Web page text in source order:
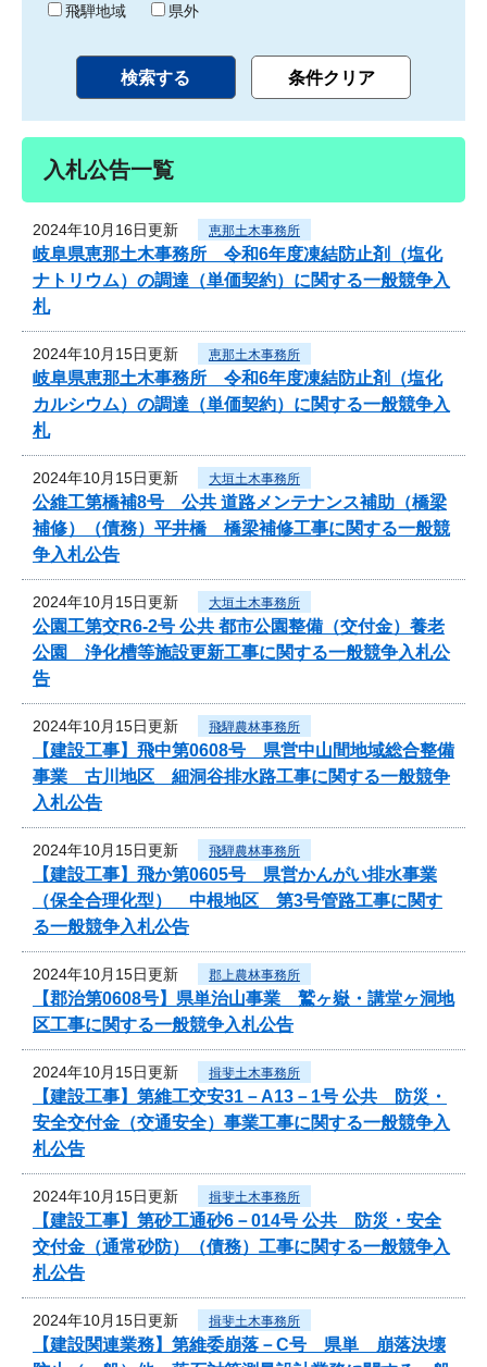
飛騨地域
県外
入札公告一覧
2024年10月16日更新 恵那土木事務所
岐阜県恵那土木事務所 令和6年度凍結防止剤（塩化
ナトリウム）の調達（単価契約）に関する一般競争入
札
2024年10月15日更新 恵那土木事務所
岐阜県恵那土木事務所 令和6年度凍結防止剤（塩化
カルシウム）の調達（単価契約）に関する一般競争入
札
2024年10月15日更新 大垣土木事務所
公維工第橋補8号 公共 道路メンテナンス補助（橋梁
補修）（債務）平井橋 橋梁補修工事に関する一般競
争入札公告
2024年10月15日更新 大垣土木事務所
公園工第交R6-2号 公共 都市公園整備（交付金）養老
公園 浄化槽等施設更新工事に関する一般競争入札公
告
2024年10月15日更新 飛騨農林事務所
【建設工事】飛中第0608号 県営中山間地域総合整備
事業 古川地区 細洞谷排水路工事に関する一般競争
入札公告
2024年10月15日更新 飛騨農林事務所
【建設工事】飛か第0605号 県営かんがい排水事業
（保全合理化型） 中根地区 第3号管路工事に関す
る一般競争入札公告
2024年10月15日更新 郡上農林事務所
【郡治第0608号】県単治山事業 鷲ヶ嶽・講堂ヶ洞地
区工事に関する一般競争入札公告
2024年10月15日更新 揖斐土木事務所
【建設工事】第維工交安31－A13－1号 公共 防災・
安全交付金（交通安全）事業工事に関する一般競争入
札公告
2024年10月15日更新 揖斐土木事務所
【建設工事】第砂工通砂6－014号 公共 防災・安全
交付金（通常砂防）（債務）工事に関する一般競争入
札公告
2024年10月15日更新 揖斐土木事務所
【建設関連業務】第維委崩落－C号 県単 崩落決壊